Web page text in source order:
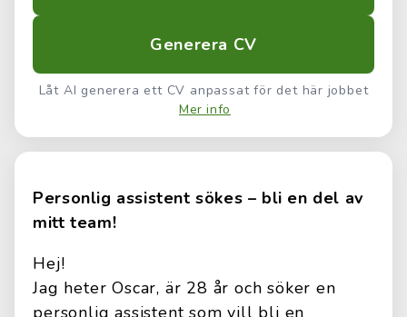
Generera CV
Låt AI generera ett CV anpassat för det här jobbet
Mer info
Personlig assistent sökes – bli en del av
mitt team!
Hej!
Jag heter Oscar, är 28 år och söker en
personlig assistent som vill bli en